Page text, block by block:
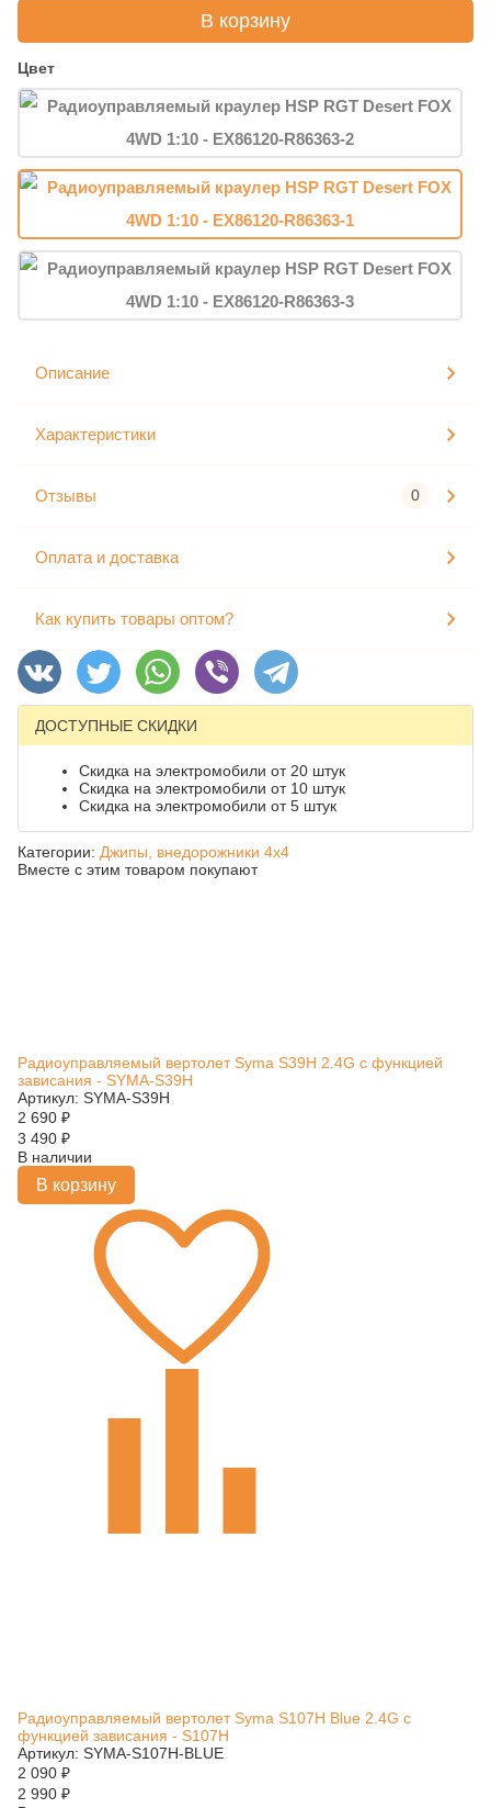
В корзину
Цвет
Описание
Характеристики
Отзывы 0
Оплата и доставка
Как купить товары оптом?
ДОСТУПНЫЕ СКИДКИ
Скидка на электромобили от 20 штук
Скидка на электромобили от 10 штук
Скидка на электромобили от 5 штук
Категории: Джипы, внедорожники 4x4
Вместе с этим товаром покупают
Радиоуправляемый вертолет Syma S39H 2.4G с функцией
зависания - SYMA-S39H
Артикул: SYMA-S39H
2 690 ₽
3 490 ₽
В наличии
В корзину
Радиоуправляемый вертолет Syma S107H Blue 2.4G с
функцией зависания - S107H
Артикул: SYMA-S107H-BLUE
2 090 ₽
2 990 ₽